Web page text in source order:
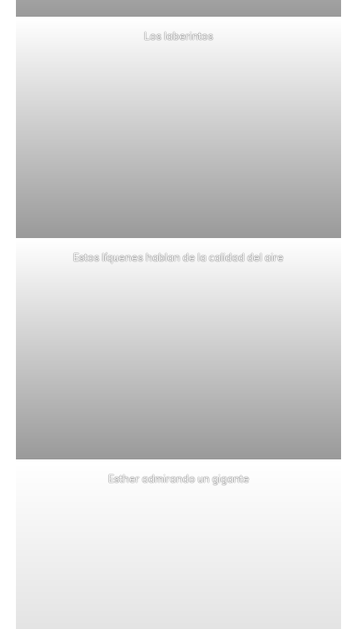
Los laberintos
Estos líquenes hablan de la calidad del aire
Esther admirando un gigante